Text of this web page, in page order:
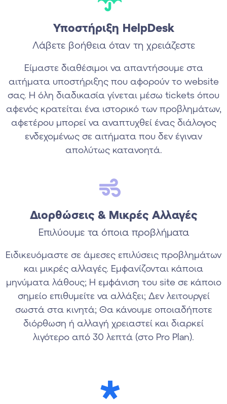
Υποστήριξη HelpDesk
Λάβετε βοήθεια όταν τη χρειάζεστε
Είμαστε διαθέσιμοι να απαντήσουμε στα
αιτήματα υποστήριξης που αφορούν το website
σας. Η όλη διαδικασία γίνεται μέσω tickets όπου
αφενός κρατείται ένα ιστορικό των προβλημάτων,
αφετέρου μπορεί να αναπτυχθεί ένας διάλογος
ενδεχομένως σε αιτήματα που δεν έγιναν
απολύτως κατανοητά.
Διορθώσεις & Μικρές Αλλαγές
Επιλύουμε τα όποια προβλήματα
Ειδικευόμαστε σε άμεσες επιλύσεις προβλημάτων
και μικρές αλλαγές. Εμφανίζονται κάποια
μηνύματα λάθους; Η εμφάνιση του site σε κάποιο
σημείο επιθυμείτε να αλλάξει; Δεν λειτουργεί
σωστά στα κινητά; Θα κάνουμε οποιαδήποτε
διόρθωση ή αλλαγή χρειαστεί και διαρκεί
λιγότερο από 30 λεπτά (στο Pro Plan).